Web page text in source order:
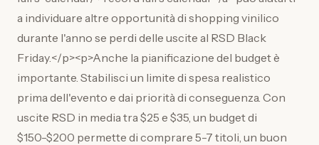
a individuare altre opportunità di shopping vinilico
durante l'anno se perdi delle uscite al RSD Black
Friday.</p><p>Anche la pianificazione del budget è
importante. Stabilisci un limite di spesa realistico
prima dell'evento e dai priorità di conseguenza. Con
uscite RSD in media tra $25 e $35, un budget di
$150-$200 permette di comprare 5-7 titoli, un buon